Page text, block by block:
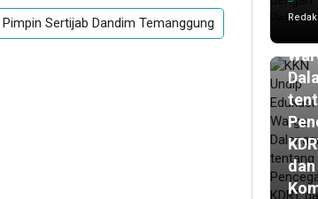
Sertijab Dandim Temanggung
dan